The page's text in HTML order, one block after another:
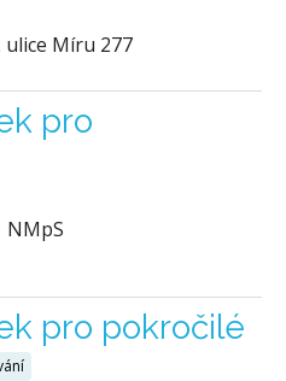
ulice Míru 277
pro
NMpS
pro pokročilé